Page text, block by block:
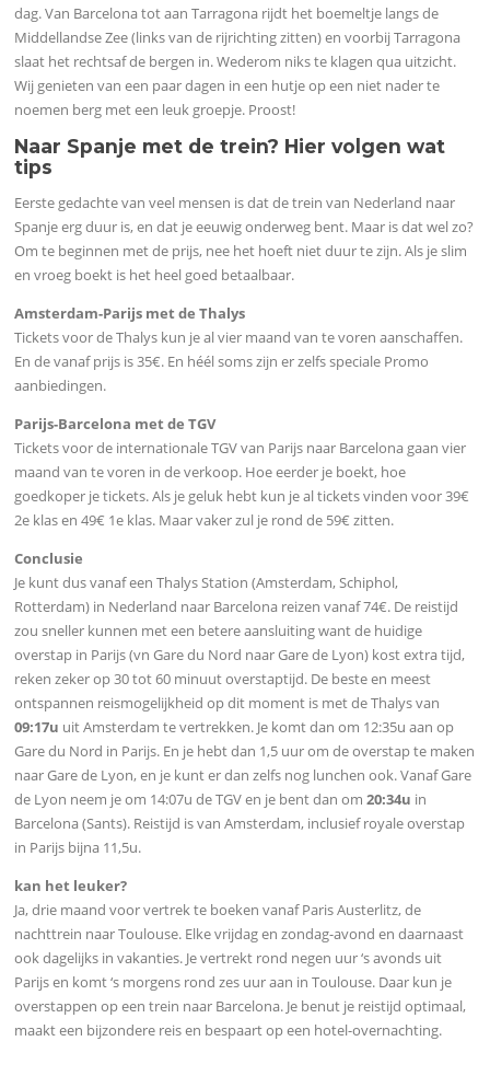
dag. Van Barcelona tot aan Tarragona rijdt het boemeltje langs de
Middellandse Zee (links van de rijrichting zitten) en voorbij Tarragona
slaat het rechtsaf de bergen in. Wederom niks te klagen qua uitzicht.
Wij genieten van een paar dagen in een hutje op een niet nader te
noemen berg met een leuk groepje. Proost!
Naar Spanje met de trein? Hier volgen wat
tips
Eerste gedachte van veel mensen is dat de trein van Nederland naar
Spanje erg duur is, en dat je eeuwig onderweg bent. Maar is dat wel zo?
Om te beginnen met de prijs, nee het hoeft niet duur te zijn. Als je slim
en vroeg boekt is het heel goed betaalbaar.
Amsterdam-Parijs met de Thalys
Tickets voor de Thalys kun je al vier maand van te voren aanschaffen.
En de vanaf prijs is 35€. En héél soms zijn er zelfs speciale Promo
aanbiedingen.
Parijs-Barcelona met de TGV
Tickets voor de internationale TGV van Parijs naar Barcelona gaan vier
maand van te voren in de verkoop. Hoe eerder je boekt, hoe
goedkoper je tickets. Als je geluk hebt kun je al tickets vinden voor 39€
2e klas en 49€ 1e klas. Maar vaker zul je rond de 59€ zitten.
Conclusie
Je kunt dus vanaf een Thalys Station (Amsterdam, Schiphol,
Rotterdam) in Nederland naar Barcelona reizen vanaf 74€. De reistijd
zou sneller kunnen met een betere aansluiting want de huidige
overstap in Parijs (vn Gare du Nord naar Gare de Lyon) kost extra tijd,
reken zeker op 30 tot 60 minuut overstaptijd. De beste en meest
ontspannen reismogelijkheid op dit moment is met de Thalys van
09:17u uit Amsterdam te vertrekken. Je komt dan om 12:35u aan op
Gare du Nord in Parijs. En je hebt dan 1,5 uur om de overstap te maken
naar Gare de Lyon, en je kunt er dan zelfs nog lunchen ook. Vanaf Gare
de Lyon neem je om 14:07u de TGV en je bent dan om20:34u in
Barcelona (Sants). Reistijd is van Amsterdam, inclusief royale overstap
in Parijs bijna 11,5u.
kan het leuker?
Ja, drie maand voor vertrek te boeken vanaf Paris Austerlitz, de
nachttrein naar Toulouse. Elke vrijdag en zondag-avond en daarnaast
ook dagelijks in vakanties. Je vertrekt rond negen uur ‘s avonds uit
Parijs en komt ‘s morgens rond zes uur aan in Toulouse. Daar kun je
overstappen op een trein naar Barcelona. Je benut je reistijd optimaal,
maakt een bijzondere reis en bespaart op een hotel-overnachting.